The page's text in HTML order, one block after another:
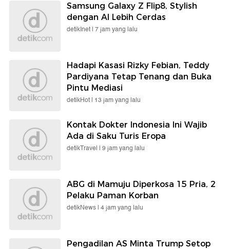
Samsung Galaxy Z Flip8, Stylish
dengan AI Lebih Cerdas
detikInet | 7 jam yang lalu
Hadapi Kasasi Rizky Febian, Teddy
Pardiyana Tetap Tenang dan Buka
Pintu Mediasi
detikHot | 13 jam yang lalu
Kontak Dokter Indonesia Ini Wajib
Ada di Saku Turis Eropa
detikTravel | 9 jam yang lalu
ABG di Mamuju Diperkosa 15 Pria, 2
Pelaku Paman Korban
detikNews | 4 jam yang lalu
Pengadilan AS Minta Trump Setop